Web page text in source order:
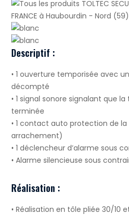
Descriptif :
• 1 ouverture temporisée avec
décompté
• 1 signal sonore signalant que
terminée
• 1 contact auto protection de
arrachement)
• 1 déclencheur d’alarme sous
• Alarme silencieuse sous
Réalisation :
• Réalisation en tôle pliée 30/10